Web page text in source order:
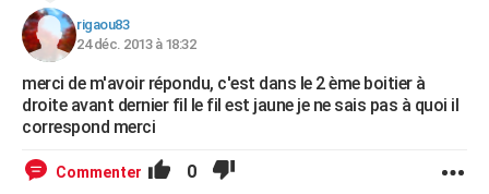
rigaou83
24 déc. 2013 à 18:32
merci de m'avoir répondu, c'est dans le 2 ème boitier à
droite avant dernier fil le fil est jaune je ne sais pas à quoi il
correspond merci
Commenter 0